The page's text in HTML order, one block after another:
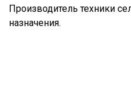
Производитель техники
назначения.